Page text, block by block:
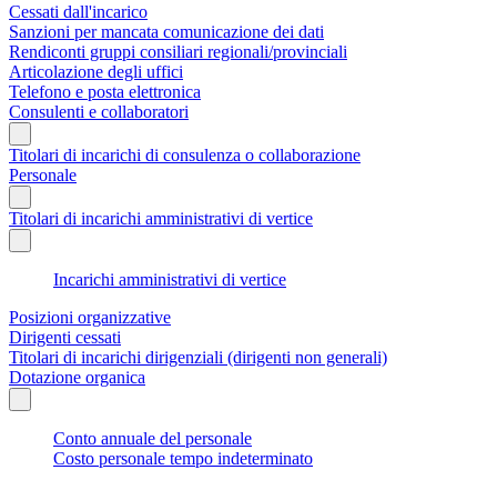
Cessati dall'incarico
Sanzioni per mancata comunicazione dei dati
Rendiconti gruppi consiliari regionali/provinciali
Articolazione degli uffici
Telefono e posta elettronica
Consulenti e collaboratori
Titolari di incarichi di consulenza o collaborazione
Personale
Titolari di incarichi amministrativi di vertice
Incarichi amministrativi di vertice
Posizioni organizzative
Dirigenti cessati
Titolari di incarichi dirigenziali (dirigenti non generali)
Dotazione organica
Conto annuale del personale
Costo personale tempo indeterminato